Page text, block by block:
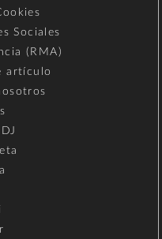
Sociales
(RMA)
artículo